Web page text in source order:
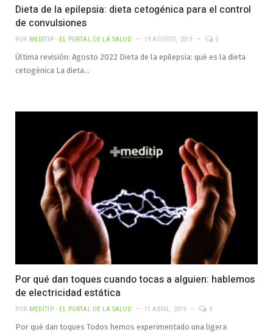
Dieta de la epilepsia: dieta cetogénica para el control
de convulsiones
POR MEDITIP - EL PORTAL DE LA SALUD 19 AGOSTO, 2019 0
Última revisión: Agosto 2022 Dieta de la epilepsia: qué es la dieta
cetogénica La dieta…
Por qué dan toques cuando tocas a alguien: hablemos
de electricidad estática
POR MEDITIP - EL PORTAL DE LA SALUD 11 ABRIL, 2019 3
Por qué dan toques Todos hemos experimentado una ligera